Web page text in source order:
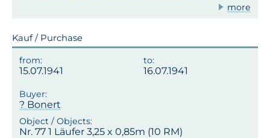
more
Kauf / Purchase
15.07.1941 16.07.1941
? Bonert
Nr. 77 1 Läufer 3,25 x 0,85m (10 RM)